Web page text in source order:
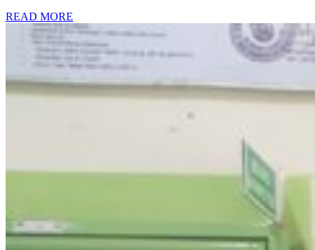
SDN
BANDA
ACEH
READ MORE
MORE